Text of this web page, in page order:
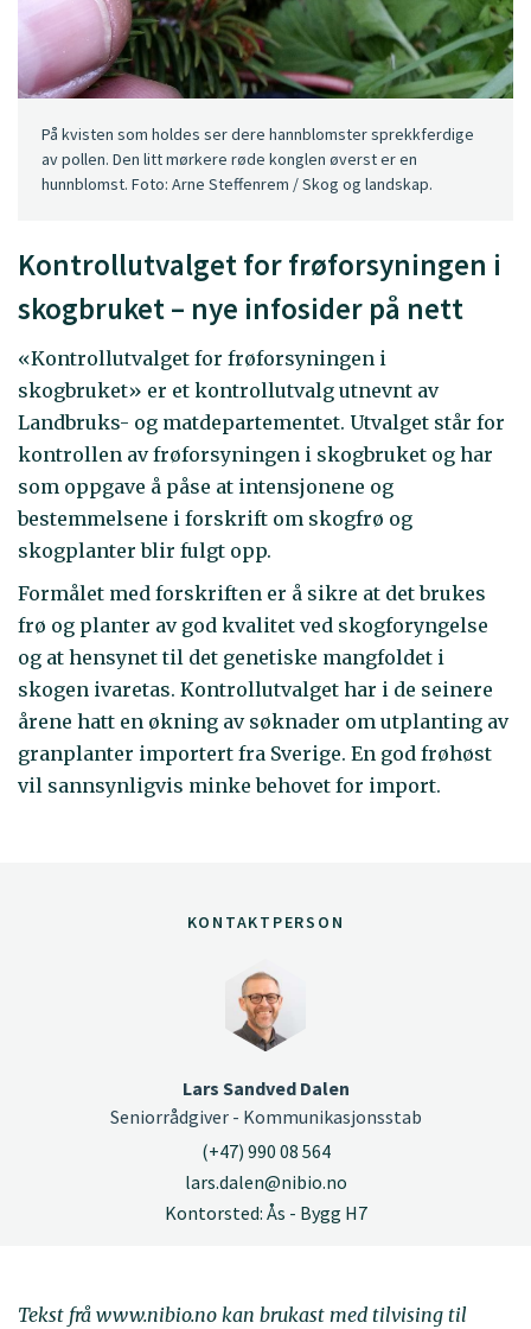
På kvisten som holdes ser dere hannblomster sprekkferdige
av pollen. Den litt mørkere røde konglen øverst er en
hunnblomst. Foto: Arne Steffenrem / Skog og landskap.
Kontrollutvalget for frøforsyningen i
skogbruket – nye infosider på nett
«Kontrollutvalget for frøforsyningen i
skogbruket» er et kontrollutvalg utnevnt av
Landbruks- og matdepartementet. Utvalget står for
kontrollen av frøforsyningen i skogbruket og har
som oppgave å påse at intensjonene og
bestemmelsene i forskrift om skogfrø og
skogplanter blir fulgt opp.
Formålet med forskriften er å sikre at det brukes
frø og planter av god kvalitet ved skogforyngelse
og at hensynet til det genetiske mangfoldet i
skogen ivaretas. Kontrollutvalget har i de seinere
årene hatt en økning av søknader om utplanting av
granplanter importert fra Sverige. En god frøhøst
vil sannsynligvis minke behovet for import.
KONTAKTPERSON
Lars Sandved Dalen
Seniorrådgiver - Kommunikasjonsstab
(+47) 990 08 564
lars.dalen@nibio.no
Kontorsted: Ås - Bygg H7
Tekst frå www.nibio.no kan brukast med tilvising til